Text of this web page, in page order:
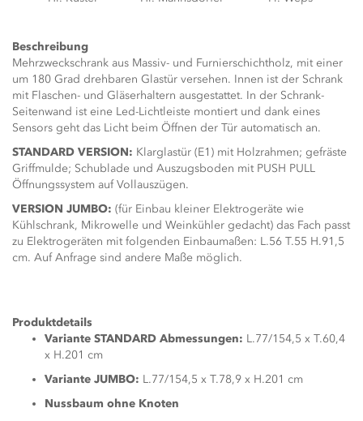
Beschreibung
Mehrzweckschrank aus Massiv- und Furnierschichtholz, mit einer
um 180 Grad drehbaren Glastür versehen. Innen ist der Schrank
mit Flaschen- und Gläserhaltern ausgestattet. In der Schrank-
Seitenwand ist eine Led-Lichtleiste montiert und dank eines
Sensors geht das Licht beim Öffnen der Tür automatisch an.
STANDARD VERSION: Klarglastür (E1) mit Holzrahmen; gefräste
Griffmulde; Schublade und Auszugsboden mit PUSH PULL
Öffnungssystem auf Vollauszügen.
VERSION JUMBO: (für Einbau kleiner Elektrogeräte wie
Kühlschrank, Mikrowelle und Weinkühler gedacht) das Fach passt
zu Elektrogeräten mit folgenden Einbaumaßen: L.56 T.55 H.91,5
cm. Auf Anfrage sind andere Maße möglich.
Produktdetails
Variante STANDARD Abmessungen: L.77/154,5 x T.60,4
x H.201 cm
Variante JUMBO: L.77/154,5 x T.78,9 x H.201 cm
Nussbaum ohne Knoten